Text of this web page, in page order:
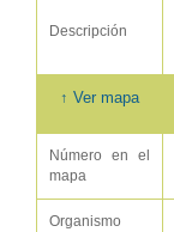
Descripción
↑ Ver mapa
Número en el
mapa
Organismo